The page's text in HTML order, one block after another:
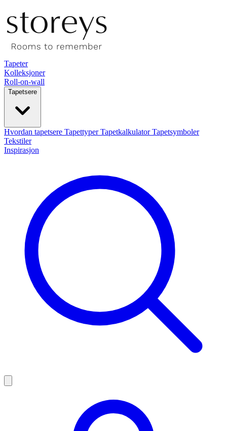
Tapeter
Kolleksjoner
Roll-on-wall
Tapetsere
Hvordan tapetsere TapettyperTapetkalkulatorTapetsymboler
Tekstiler
Inspirasjon